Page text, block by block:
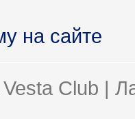
на сайте
Club |